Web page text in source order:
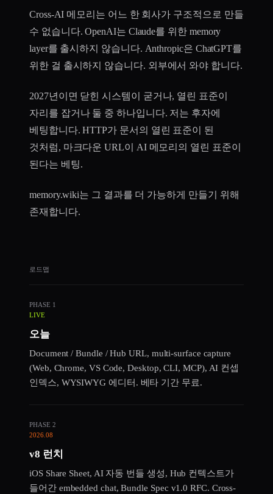
Cross-AI 메모리는 어느 한 회사가 구조적으로 만들
수 없습니다. OpenAI는 Claude를 위한 memory
layer를 출시하지 않습니다. Anthropic은 ChatGPT를
위한 걸 출시하지 않습니다. 외부에서 와야 합니다.
2027년이면 닫힌 시스템이 굳거나, 열린 표준이
자리를 잡거나 둘 중 하나입니다. 저는 후자에
베팅합니다. HTTP가 문서의 열린 표준이 된
것처럼, 마크다운 URL이 AI 메모리의 열린 표준이
된다는 베팅.
memory.wiki는 그 결과를 더 가능하게 만들기 위해
존재합니다.
로드맵
PHASE 1
LIVE
오늘
Document / Bundle / Hub URL, multi-surface capture
(Web, Chrome, VS Code, Desktop, CLI, MCP), AI 컨셉
인덱스, WYSIWYG 에디터. 베타 기간 무료.
PHASE 2
2026.08
v8 런치
iOS Share Sheet, AI 자동 번들 생성, Hub 컨텍스트가
들어간 embedded chat, Bundle Spec v1.0 RFC. Cross-